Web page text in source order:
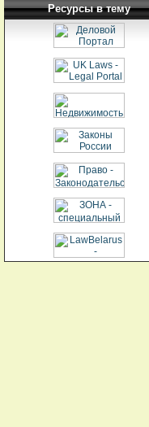
Ресурсы в тему